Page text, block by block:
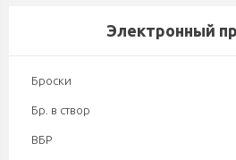
Электронный
Броски
Бр. в створ
ВБР